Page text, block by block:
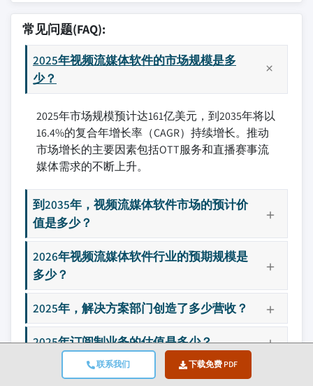
联系我们 下载免费 PDF
常见问题(FAQ):
2025年视频流媒体软件的市场规模是多
少？
2025年市场规模预计达161亿美元，到2035年将以
16.4%的复合年增长率（CAGR）持续增长。推动
市场增长的主要因素包括OTT服务和直播赛事流
媒体需求的不断上升。
到2035年，视频流媒体软件市场的预计价
值是多少？
2026年视频流媒体软件行业的预期规模是
多少？
2025年，解决方案部门创造了多少营收？
2025年订阅制业务的估值是多少？
哪个地区在视频流媒体软件行业中处于领先